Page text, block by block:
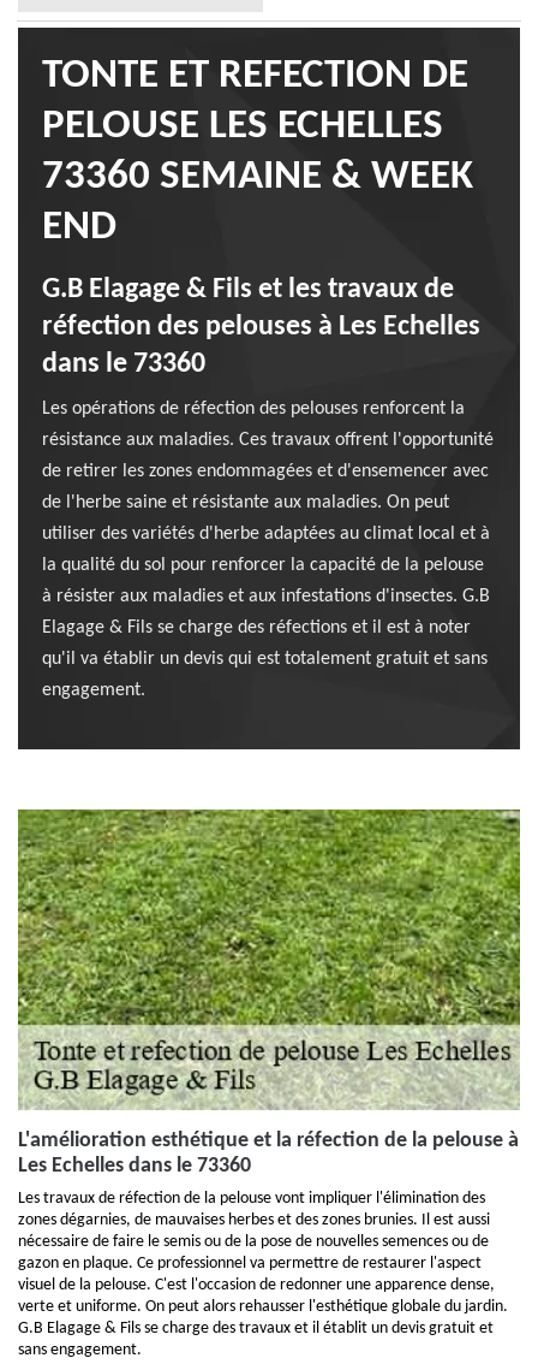
TONTE ET REFECTION DE
PELOUSE LES ECHELLES
73360 SEMAINE & WEEK
END
G.B Elagage & Fils et les travaux de
réfection des pelouses à Les Echelles
dans le 73360
Les opérations de réfection des pelouses renforcent la
résistance aux maladies. Ces travaux offrent l'opportunité
de retirer les zones endommagées et d'ensemencer avec
de l'herbe saine et résistante aux maladies. On peut
utiliser des variétés d'herbe adaptées au climat local et à
la qualité du sol pour renforcer la capacité de la pelouse
à résister aux maladies et aux infestations d'insectes. G.B
Elagage & Fils se charge des réfections et il est à noter
qu'il va établir un devis qui est totalement gratuit et sans
engagement.
L'amélioration esthétique et la réfection de la pelouse à
Les Echelles dans le 73360
Les travaux de réfection de la pelouse vont impliquer l'élimination des
zones dégarnies, de mauvaises herbes et des zones brunies. Il est aussi
nécessaire de faire le semis ou de la pose de nouvelles semences ou de
gazon en plaque. Ce professionnel va permettre de restaurer l'aspect
visuel de la pelouse. C'est l'occasion de redonner une apparence dense,
verte et uniforme. On peut alors rehausser l'esthétique globale du jardin.
G.B Elagage & Fils se charge des travaux et il établit un devis gratuit et
sans engagement.